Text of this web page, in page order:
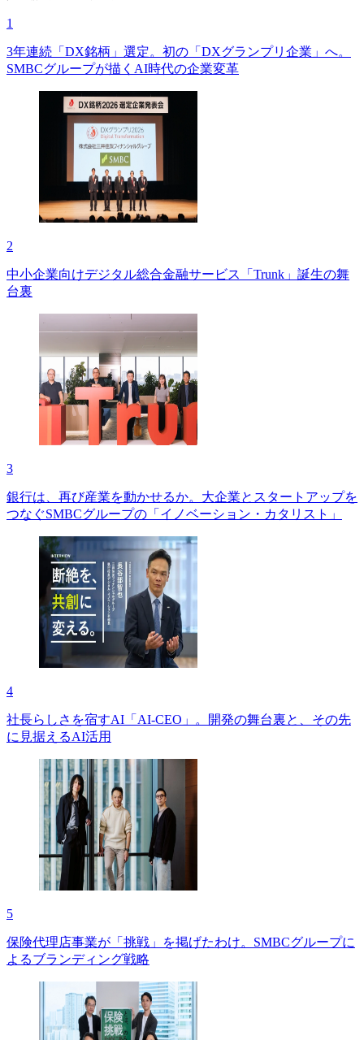
1
3年連続「DX銘柄」選定。初の「DXグランプリ企業」へ。
SMBCグループが描くAI時代の企業変革
2
中小企業向けデジタル総合金融サービス「Trunk」誕生の舞
台裏
3
銀行は、再び産業を動かせるか。大企業とスタートアップを
つなぐSMBCグループの「イノベーション・カタリスト」
4
社長らしさを宿すAI「AI-CEO」。開発の舞台裏と、その先
に見据えるAI活用
5
保険代理店事業が「挑戦」を掲げたわけ。SMBCグループに
よるブランディング戦略